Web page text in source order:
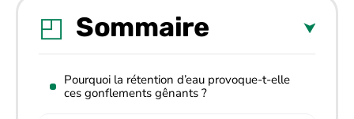
Sommaire
Pourquoi la rétention d’eau provoque-t-elle
ces gonflements gênants ?